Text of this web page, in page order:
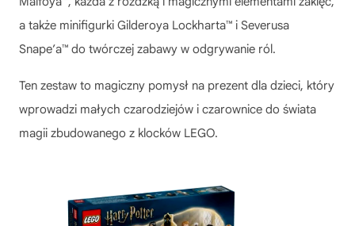
a także minifigurki Gilderoya Lockharta™ i Severusa
Snape’a™ do twórczej zabawy w odgrywanie ról.
Ten zestaw to magiczny pomysł na prezent dla dzieci, który
wprowadzi małych czarodziejów i czarownice do świata
magii zbudowanego z klocków LEGO.